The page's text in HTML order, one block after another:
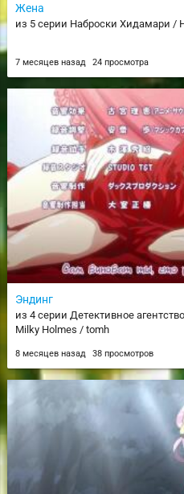
Жена
из 5 серии Наброски Хидамари /
7 месяцев назад 24 просмотра
Эндинг
из 4 серии Детективное
Milky Holmes / tomh
8 месяцев назад 38 просмотров